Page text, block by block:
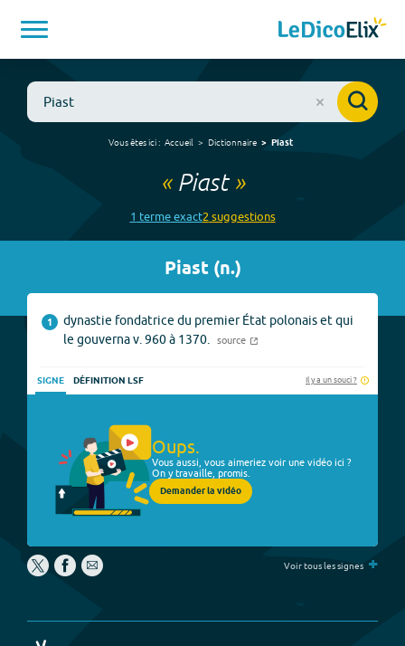
Vous êtes ici : Accueil Dictionnaire Piast
« Piast»
1 termeexact2 suggestions
Piast(n.)
1
dynastie fondatrice du premier État polonais et qui
le gouverna v. 960 à 1370.
source
SIGNE DÉFINITION LSF Il y a un souci ?
Oups.
Vous aussi, vous aimeriez voir une vidéo ici ?
On y travaille, promis.
Demander la vidéo
Voir tous les signes +